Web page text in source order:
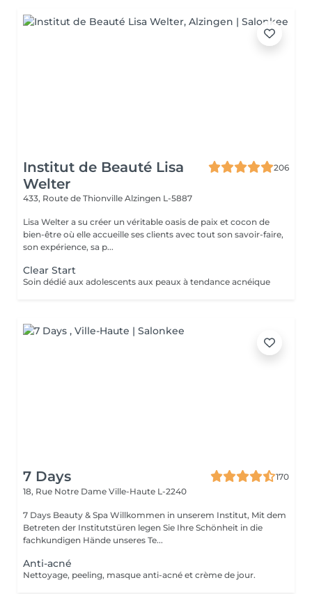
Institut de Beauté Lisa
Welter
206
433, Route de Thionville Alzingen L-5887
Lisa Welter a su créer un véritable oasis de paix et cocon de
bien-être où elle accueille ses clients avec tout son savoir-faire,
son expérience, sa p...
Clear Start
Soin dédié aux adolescents aux peaux à tendance acnéique
7 Days
170
18, Rue Notre Dame Ville-Haute L-2240
7 Days Beauty & Spa Willkommen in unserem Institut, Mit dem
Betreten der Institutstüren legen Sie Ihre Schönheit in die
fachkundigen Hände unseres Te...
Anti-acné
Nettoyage, peeling, masque anti-acné et crème de jour.